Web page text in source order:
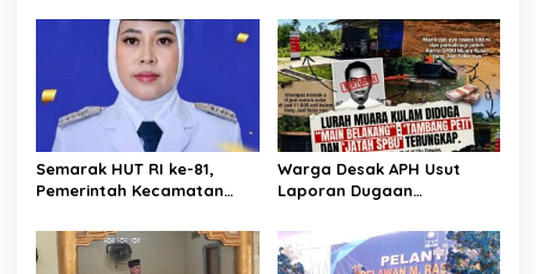
Panitia
Tersangka Kecelakaan
Maut antara Bus ALS dan
Tangki BBM Tewaskan 19
Orang
Semarak HUT RI ke-81,
Pemerintah Kecamatan
Lomba
Warga Desak APH Usut
Laporan Dugaan
Muara Kulam